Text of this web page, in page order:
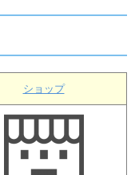
ショップ